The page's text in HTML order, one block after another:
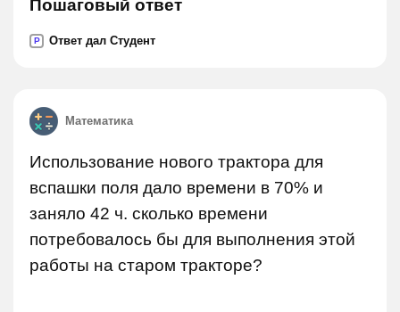
Пошаговый ответ
P Ответ дал Студент
Математика
Использование нового трактора для
вспашки поля дало времени в 70% и
заняло 42 ч. сколько времени
потребовалось бы для выполнения этой
работы на старом тракторе?